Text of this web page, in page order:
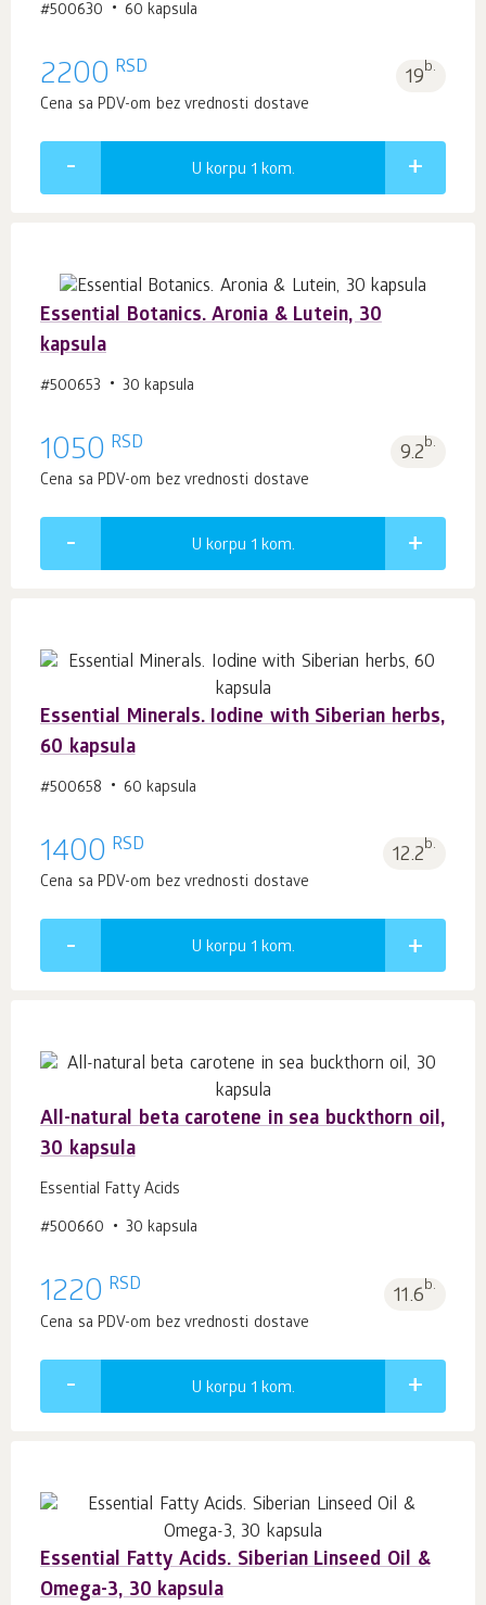
#500630 60 kapsula
2200 RSD 19b.
Cena sa PDV-om bez vrednosti dostave
U korpu 1 kom.
Essential Botanics. Aronia & Lutein, 30
kapsula
#500653 30 kapsula
1050 RSD 9.2b.
Cena sa PDV-om bez vrednosti dostave
U korpu 1 kom.
Essential Minerals. Iodine with Siberian herbs,
60 kapsula
#500658 60 kapsula
1400 RSD 12.2b.
Cena sa PDV-om bez vrednosti dostave
U korpu 1 kom.
All-natural beta carotene in sea buckthorn oil,
30 kapsula
Essential Fatty Acids
#500660 30 kapsula
1220 RSD 11.6b.
Cena sa PDV-om bez vrednosti dostave
U korpu 1 kom.
Essential Fatty Acids. Siberian Linseed Oil &
Omega-3, 30 kapsula